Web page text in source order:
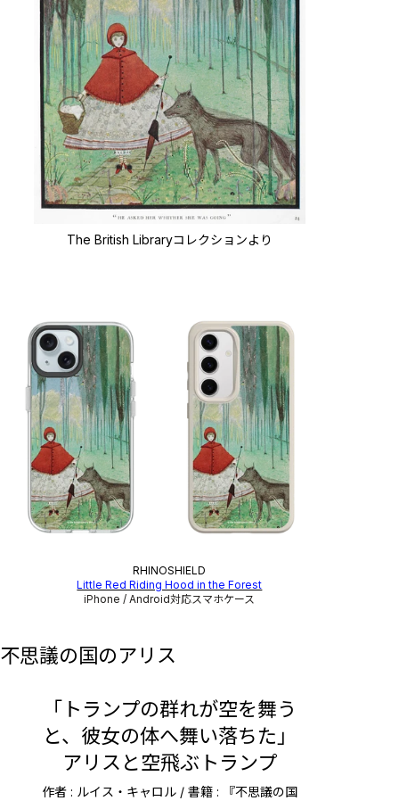
The British Libraryコレクションより
RHINOSHIELD
Little Red Riding Hood in the Forest
iPhone / Android対応スマホケース
不思議の国のアリス
「トランプの群れが空を舞う
と、彼女の体へ舞い落ちた」
アリスと空飛ぶトランプ
作者 : ルイス・キャロル / 書籍 : 『不思議の国